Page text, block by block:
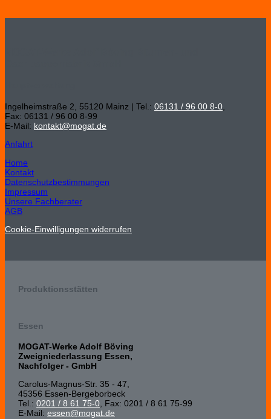
Ingelheimstraße 2, 55120 Mainz | Tel.: 06131 / 96 00 8-0
Fax: 06131 / 96 00 8-99
E-Mail: kontakt@mogat.de
Anfahrt
Home
Kontakt
Datenschutzbestimmungen
Impressum
Unsere Fachberater
AGB
Cookie-Einwilligungen widerrufen
Produktionsstätten
Essen
MOGAT-Werke Adolf Böving
Zweigniederlassung Essen,
Nachfolger - GmbH
Carolus-Magnus-Str. 35 - 47,
45356 Essen-Bergeborbeck
Tel.: 0201 / 8 61 75-0, Fax: 0201 / 8 61 75-99
E-Mail: essen@mogat.de